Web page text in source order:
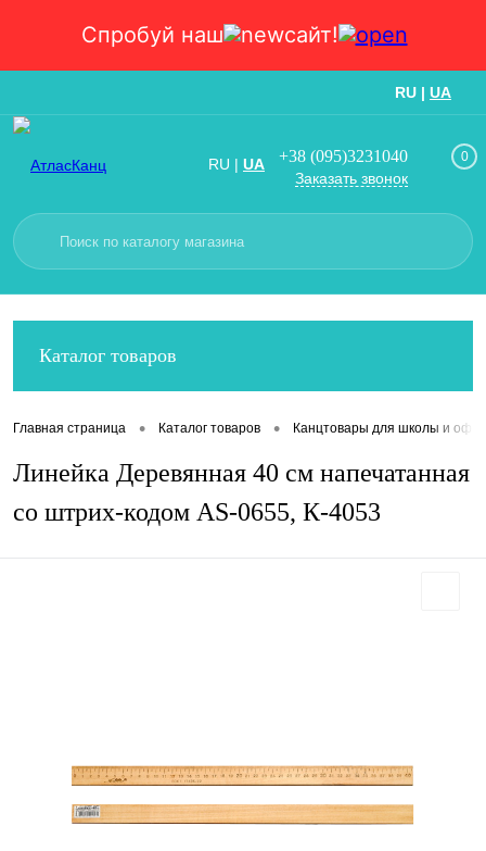
Спробуй наш сайт!
RU | UA
RU | UA +38 (095)3231040
Заказать звонок
0
Каталог товаров
Главная страница • Каталог товаров • Канцтовары для школы и
Линейка Деревянная 40 см напечатанная
со штрих-кодом AS-0655, К-4053